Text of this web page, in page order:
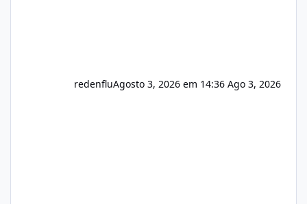
redenfluAgosto 3, 2026 em 14:36 Ago 3, 2026